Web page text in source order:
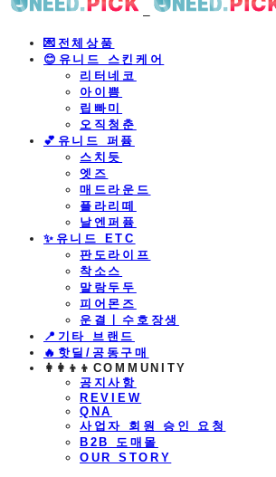
💌전체상품
😊유니드 스킨케어
리터네코
아이쁨
립빠미
오직청춘
💕유니드 퍼퓸
스치듯
엣즈
매드라운드
플라리떼
날엔퍼퓸
​✨유니드 ETC
판도라이프
착소스
말랑두두
피어몬즈
운결ㅣ수호장생
📍기타 브랜드
🔥핫딜/공동구매
👩‍👩‍👦‍👦COMMUNITY
공지사항
REVIEW
QNA
사업자 회원 승인 요청
B2B 도매몰
OUR STORY